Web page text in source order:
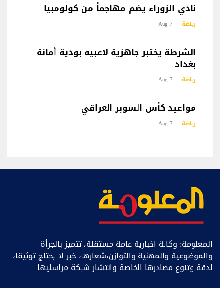
نادي الزوراء يضم مهاجماً من كولومبيا
رياضة 7 Aug
الشرطة يختبر جاهزية لاعبيه بودية أمانة
بغداد
رياضة 7 Aug
مواعيد كأس السوبر العراقي
رياضة 7 Aug
المعلومة: وكالة اخبارية عامة مستقلة، تتميز بالجرأة
والموضوعية والمهنية والتوازن،شعارها، خبر ﻻ يحتاج توثيقا،
لدقة وتنوع مصادرها الخاصة وانتشار شبكة مراسليها